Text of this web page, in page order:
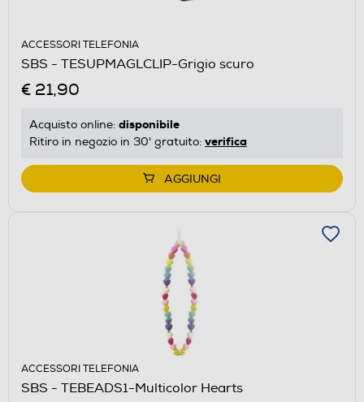
ACCESSORI TELEFONIA
SBS - TESUPMAGLCLIP-Grigio scuro
€ 21,90
Acquisto online: disponibile
Ritiro in negozio in 30' gratuito: verifica
AGGIUNGI
ACCESSORI TELEFONIA
SBS - TEBEADS1-Multicolor Hearts